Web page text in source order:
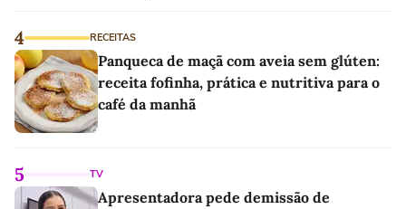
4 RECEITAS
Panqueca de maçã com aveia sem glúten:
receita fofinha, prática e nutritiva para o
café da manhã
5 TV
Apresentadora pede demissão de